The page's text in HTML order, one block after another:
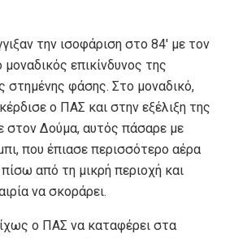
την ισοφάριση στο 84′ με τον
μοναδικός επικίνδυνος της
στημένης φάσης. Στο μοναδικό,
ο ΠΑΣ και στην εξέλιξη της
στον Δούμα, αυτός πάσαρε με
που έπιασε περισσότερο αέρα
από τη μικρή περιοχή και
να σκοράρει.
ο ΠΑΣ να καταφέρει στα